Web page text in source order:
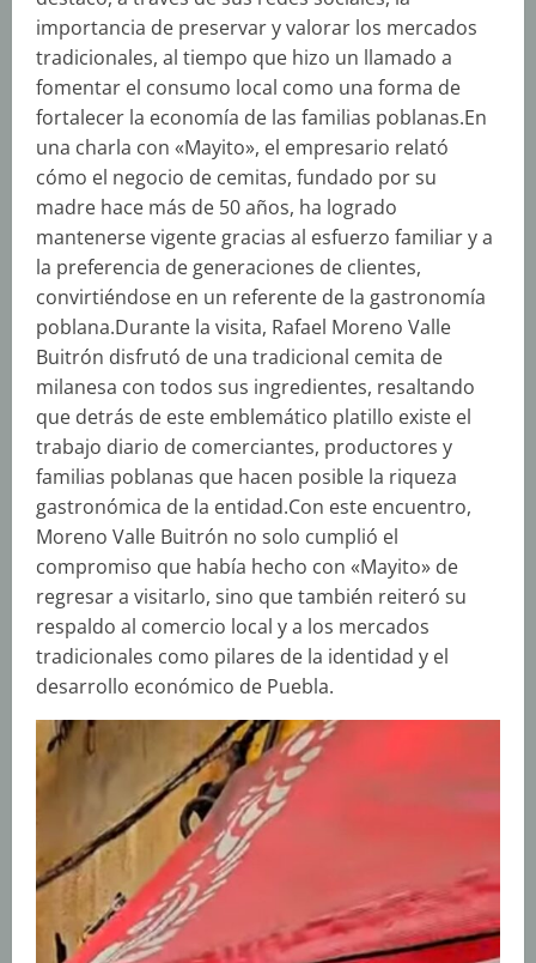
importancia de preservar y valorar los mercados
tradicionales, al tiempo que hizo un llamado a
fomentar el consumo local como una forma de
fortalecer la economía de las familias poblanas.En
una charla con «Mayito», el empresario relató
cómo el negocio de cemitas, fundado por su
madre hace más de 50 años, ha logrado
mantenerse vigente gracias al esfuerzo familiar y a
la preferencia de generaciones de clientes,
convirtiéndose en un referente de la gastronomía
poblana.Durante la visita, Rafael Moreno Valle
Buitrón disfrutó de una tradicional cemita de
milanesa con todos sus ingredientes, resaltando
que detrás de este emblemático platillo existe el
trabajo diario de comerciantes, productores y
familias poblanas que hacen posible la riqueza
gastronómica de la entidad.Con este encuentro,
Moreno Valle Buitrón no solo cumplió el
compromiso que había hecho con «Mayito» de
regresar a visitarlo, sino que también reiteró su
respaldo al comercio local y a los mercados
tradicionales como pilares de la identidad y el
desarrollo económico de Puebla.